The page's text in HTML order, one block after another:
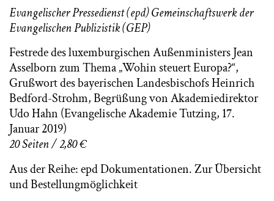
Evangelischer Pressedienst (epd) Gemeinschaftswerk der
Evangelischen Publizistik (GEP)
Festrede des luxemburgischen Außenministers Jean
Asselborn zum Thema „Wohin steuert Europa?“,
Grußwort des bayerischen Landesbischofs Heinrich
Bedford-Strohm, Begrüßung von Akademiedirektor
Udo Hahn (Evangelische Akademie Tutzing, 17.
Januar 2019)
20 Seiten / 2,80 €
Aus der Reihe: epd Dokumentationen.Zur Übersicht
und Bestellungmöglichkeit